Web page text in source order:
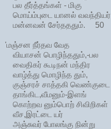
பல தீர்த்தங்கள் - மிகு
மொய்ம்புடை யானல் வவந்தியர்
மன்னவன் சேர்தததும். 50
'மஞ்சன நீர்தவ வேத
வியாசன் பொழிந்ததும்,-பல
வைதிகர் கூடிநன் மந்திர
வாழ்த்து மொழிந்த தும்,
குஞ்சரச் சாத்தகி வெண்குடை
தாங்கிட,வீமனும்-இளங்
கொற்றவ னும்பொற் சிவிறிகள்
வீச,இரட்டை யர்
அஞ்சுவர் போலங்கு நின்று